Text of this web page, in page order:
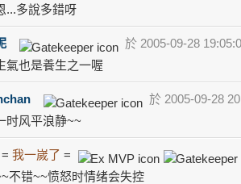
...多說多錯呀
於 2005-09-28
氣也是養生之一喔
於 2005-09-28
时风平浪静~~
=我一嵗了 =
不错~~愤怒时情绪会失控